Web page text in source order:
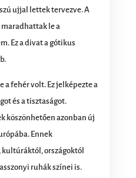
ujjal lettek tervezve. A
le a
Ez a divat a gótikus
a fehér volt. Ez jelképezte a
és a tisztaságot.
köszönhetően azonban új
Ennek
kultúráktól, országoktól
ruhák színei is.